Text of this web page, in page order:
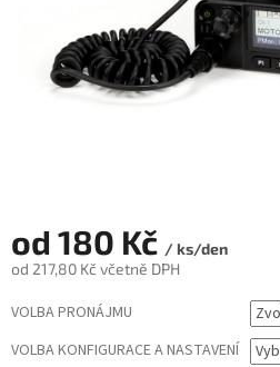
od 180 Kč / ks/den
od 217,80 Kč včetně DPH
cena:
VOLBA PRONÁJMU
VOLBA KONFIGURACE A NASTAVENÍ